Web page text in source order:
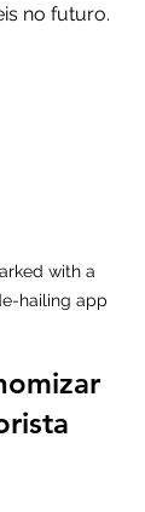
no futuro.
with a
hailing app